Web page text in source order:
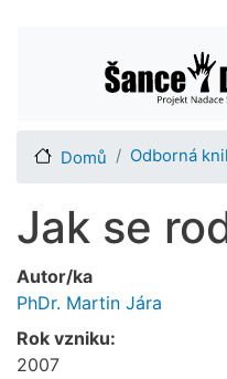
Main
Domů Odborná
Jak se
Autor/ka
PhDr. Martin Jára
Rok vzniku:
2007